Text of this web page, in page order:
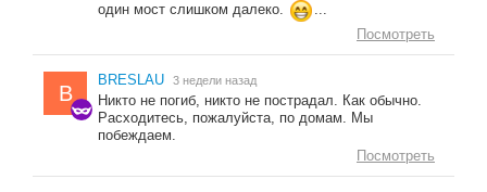
один мост слишком далеко.
...
Посмотреть
B
BRESLAU 3 недели назад
Никто не погиб, никто не пострадал. Как обычно.
Расходитесь, пожалуйста, по домам. Мы
побеждаем.
Посмотреть